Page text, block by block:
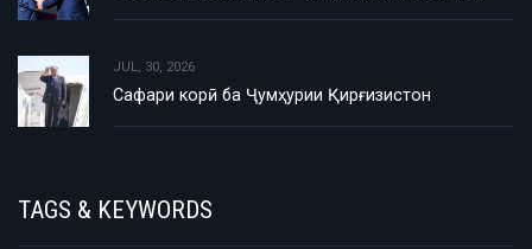
JUL, 30, 2026
Сафари корӣ ба Ҷумҳурии Қирғизистон
TAGS & KEYWORDS